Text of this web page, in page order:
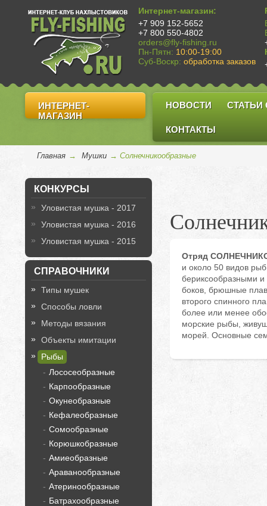
Интернет-магазин:
+7 909 152-5652
+7 800 550-4802
orders@fly-fishing.ru
Пн-Пятн: 10:00-19:00
Суб-Воскр: обработка заказов
ИНТЕРНЕТ-
МАГАЗИН
НОВОСТИ СТАТЬИ
КОНТАКТЫ
Главная → Мушки → Солнечникообразные
КОНКУРСЫ
Уловистая мушка - 2017
Уловистая мушка - 2016
Уловистая мушка - 2015
СПРАВОЧНИКИ
Типы мушек
Способы ловли
Методы вязания
Объекты имитации
Рыбы
Лососеобразные
Карпообразные
Окунеобразные
Кефалеобразные
Сомообразные
Корюшкобразные
Амиеобразные
Араванообразные
Атеринообразные
Батрахообразные
Отряд
и около 50 видов
бериксообразными
боков, брюшные
второго спинного
более или менее
морские рыбы,
морей. Основные